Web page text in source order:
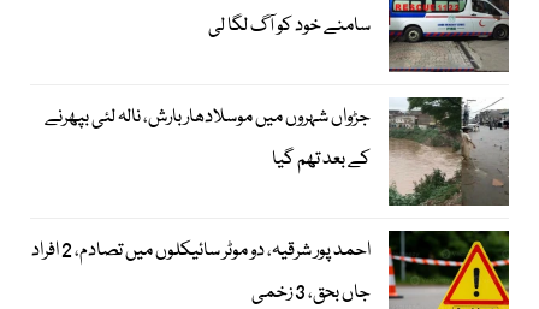
سامنے خود کو آگ لگا لی
جڑواں شہروں میں موسلادھار بارش، نالہ لئی بپھرنے
کے بعد تھم گیا
احمد پور شرقیہ، دو موٹر سائیکلوں میں تصادم، 2 افراد
جاں بحق، 3 زخمی